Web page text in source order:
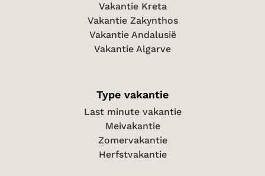
Vakantie Kreta
Vakantie Zakynthos
Vakantie Andalusië
Vakantie Algarve
Type vakantie
Last minute vakantie
Meivakantie
Zomervakantie
Herfstvakantie